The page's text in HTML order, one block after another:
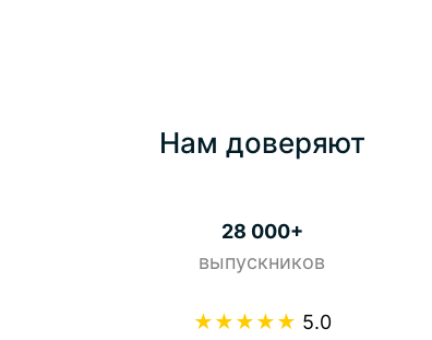
Нам доверяют
28 000+
выпускников
★★★★★ 5.0